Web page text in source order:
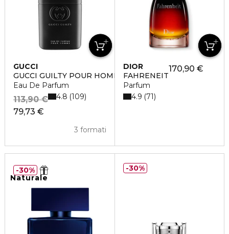
GUCCI
GUCCI GUILTY POUR HOMME
Eau De Parfum
79,73 €
113,90 €
3 formati
4.8 109
DIOR
FAHRENEIT
Parfum
170,90 €
4.9 71
Naturale
30% 30%